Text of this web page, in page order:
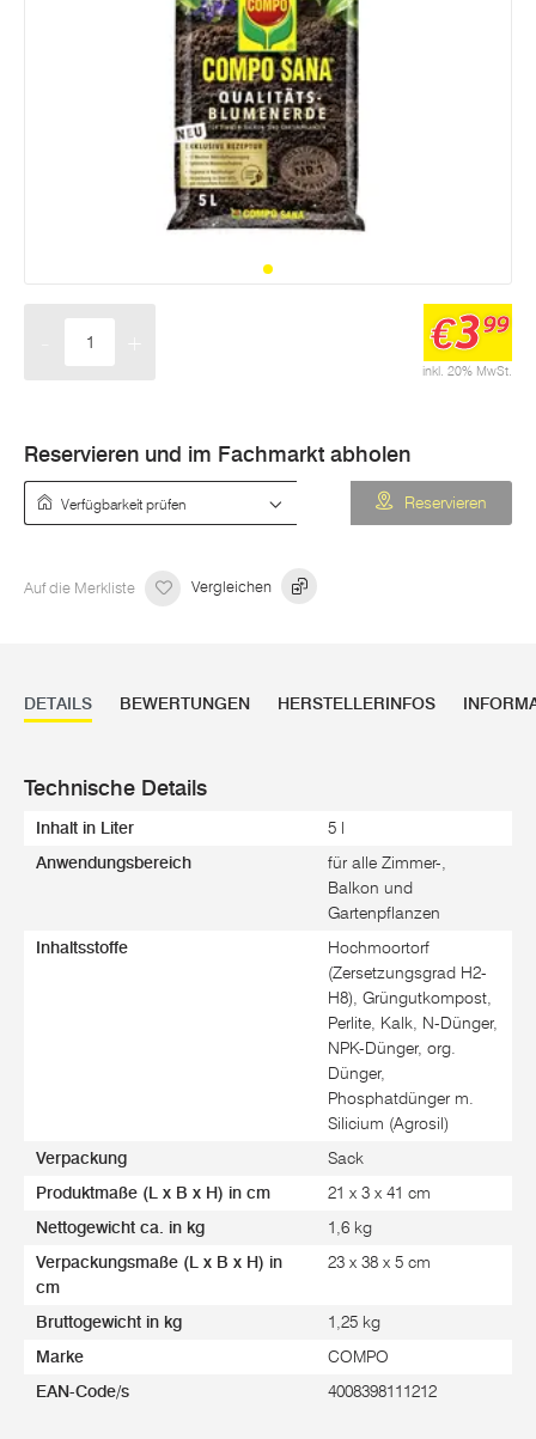
inkl. 20% MwSt.
€399
Reservieren und im Fachmarkt abholen
Reservieren
Auf die Merkliste Vergleichen
DETAILS BEWERTUNGEN HERSTELLERINFOS
Technische Details
Inhalt in Liter 5 l
Anwendungsbereich
für alle Zimmer-,
Balkon und
Gartenpflanzen
Inhaltsstoffe
Hochmoortorf
(Zersetzungsgrad H2-
H8), Grüngutkompost,
Perlite, Kalk, N-Dünger,
NPK-Dünger, org.
Dünger,
Phosphatdünger m.
Silicium (Agrosil)
Verpackung Sack
Produktmaße (L x B x H) in cm 21 x 3 x 41 cm
Nettogewicht ca. in kg 1,6 kg
Verpackungsmaße (L x B x H) in
cm
23 x 38 x 5 cm
Bruttogewicht in kg 1,25 kg
Marke COMPO
EAN-Code/s 4008398111212